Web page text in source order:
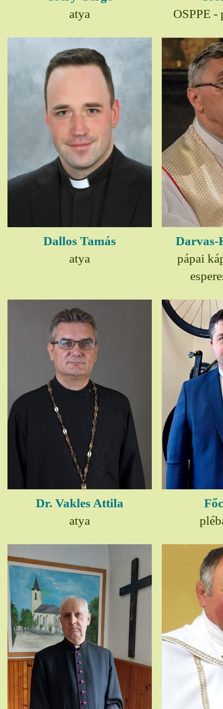
atya
OSPPE -
Dallos Tamás
atya
Darvas-
pápai
Dr. Vakles Attila
atya